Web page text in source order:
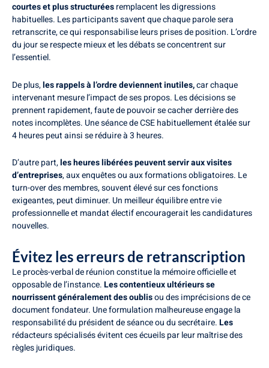
courtes et plus structuréesremplacent les digressions
habituelles. Les participants savent que chaque parole sera
retranscrite, ce qui responsabilise leurs prises de position. L’ordre
du jour se respecte mieux et les débats se concentrent sur
l’essentiel.
De plus,les rappels à l’ordre deviennent inutiles,car chaque
intervenant mesure l’impact de ses propos. Les décisions se
prennent rapidement, faute de pouvoir se cacher derrière des
notes incomplètes. Une séance de CSE habituellement étalée sur
4 heures peut ainsi se réduire à 3 heures.
D’autre part,les heures libérées peuvent servir aux visites
d’entreprises, aux enquêtes ou aux formations obligatoires. Le
turn-over des membres, souvent élevé sur ces fonctions
exigeantes, peut diminuer. Un meilleur équilibre entre vie
professionnelle et mandat électif encouragerait les candidatures
nouvelles.
Évitez les erreurs de retranscription
Le procès-verbal de réunion constitue la mémoire officielle et
opposable de l’instance.Les contentieux ultérieurs se
nourrissent généralement des oublisou des imprécisions de ce
document fondateur. Une formulation malheureuse engage la
responsabilité du président de séance ou du secrétaire.Les
rédacteurs spécialisés évitent ces écueils par leur maîtrise des
règles juridiques.